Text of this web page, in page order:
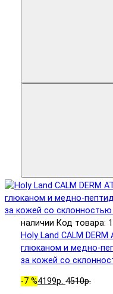
наличии Код товара:
Holy Land CALM
глюканом и медно-
за кожей со
-7 %4199р. 4510р.